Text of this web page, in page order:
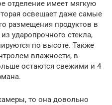
отделение имеет мягкую
освещает даже самые
размещения продуктов в
ударопрочного стекла,
по высоте. Также
влажности, в
остаются свежими и 4
то она довольно